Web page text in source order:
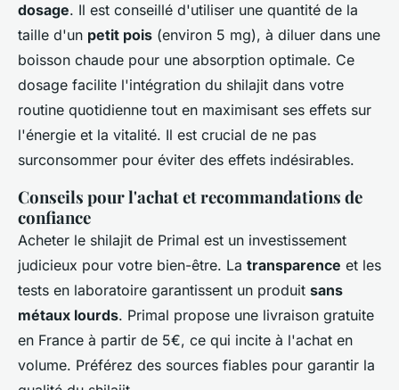
dosage. Il est conseillé d'utiliser une quantité de la
taille d'un petit pois (environ 5 mg), à diluer dans une
boisson chaude pour une absorption optimale. Ce
dosage facilite l'intégration du shilajit dans votre
routine quotidienne tout en maximisant ses effets sur
l'énergie et la vitalité. Il est crucial de ne pas
surconsommer pour éviter des effets indésirables.
Conseils pour l'achat et recommandations de
confiance
Acheter le shilajit de Primal est un investissement
judicieux pour votre bien-être. La transparence et les
tests en laboratoire garantissent un produit sans
métaux lourds. Primal propose une livraison gratuite
en France à partir de 5€, ce qui incite à l'achat en
volume. Préférez des sources fiables pour garantir la